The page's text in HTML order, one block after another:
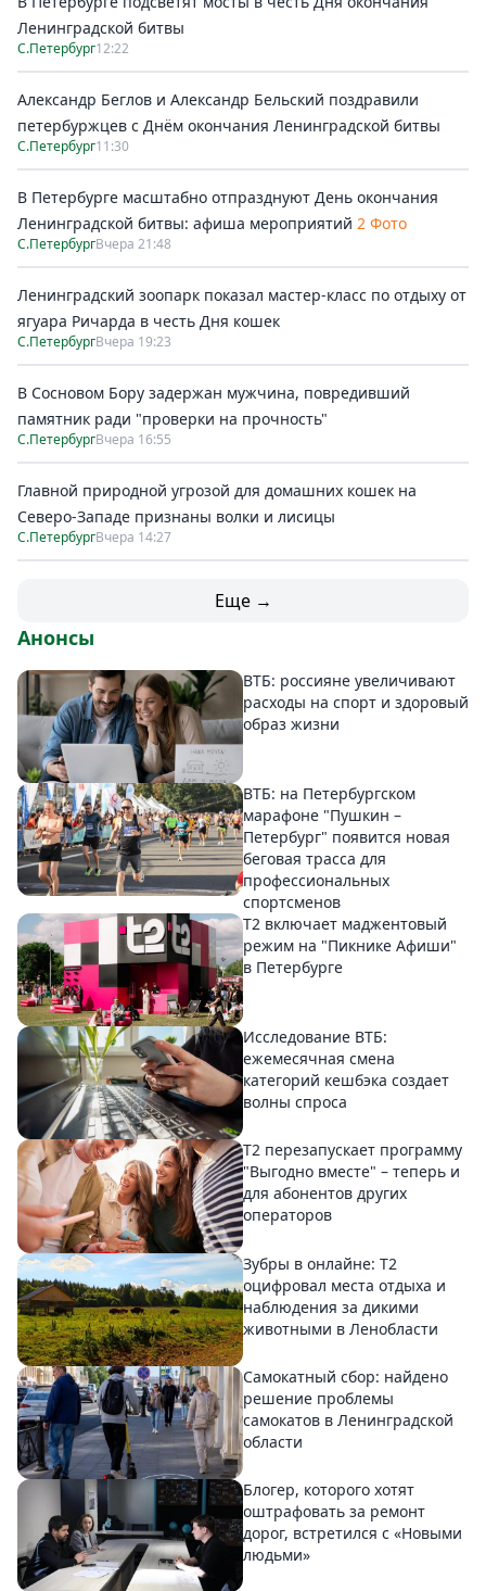
Ленинградской битвы
С.Петербург12:22
Александр Беглов и Александр Бельский поздравили
петербуржцев с Днём окончания Ленинградской битвы
С.Петербург11:30
В Петербурге масштабно отпразднуют День окончания
Ленинградской битвы: афиша мероприятий 2 Фото
С.ПетербургВчера 21:48
Ленинградский зоопарк показал мастер-класс по отдыху от
ягуара Ричарда в честь Дня кошек
С.ПетербургВчера 19:23
В Сосновом Бору задержан мужчина, повредивший
памятник ради "проверки на прочность"
С.ПетербургВчера 16:55
Главной природной угрозой для домашних кошек на
Северо-Западе признаны волки и лисицы
С.ПетербургВчера 14:27
Еще →
Анонсы
ВТБ: россияне увеличивают
расходы на спорт и здоровый
образ жизни
ВТБ: на Петербургском
марафоне "Пушкин –
Петербург" появится новая
беговая трасса для
профессиональных
спортсменов
Т2 включает маджентовый
режим на "Пикнике Афиши"
в Петербурге
Исследование ВТБ:
ежемесячная смена
категорий кешбэка создает
волны спроса
Т2 перезапускает программу
"Выгодно вместе" – теперь и
для абонентов других
операторов
Зубры в онлайне: Т2
оцифровал места отдыха и
наблюдения за дикими
животными в Ленобласти
Самокатный сбор: найдено
решение проблемы
самокатов в Ленинградской
области
Блогер, которого хотят
оштрафовать за ремонт
дорог, встретился с «Новыми
людьми»